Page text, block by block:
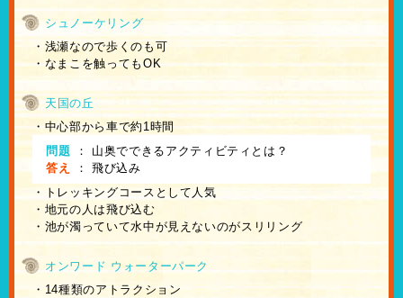
シュノーケリング
・浅瀬なので歩くのも可
・なまこを触ってもOK
天国の丘
・中心部から車で約1時間
問題
： 山奥でできるアクティビティとは？
答え
： 飛び込み
・トレッキングコースとして人気
・地元の人は飛び込む
・池が濁っていて水中が見えないのがスリリング
オンワード ウォーターパーク
・14種類のアトラクション